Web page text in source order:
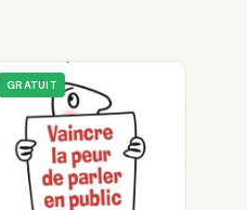
GRATUIT